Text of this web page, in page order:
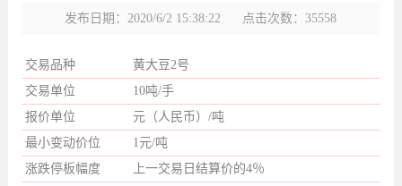
发布日期：2020/6/2 15:38:22 点击次数：35558
交易品种
黄大豆2号
交易单位
10吨/手
报价单位
元（人民币）/吨
最小变动价位
1元/吨
涨跌停板幅度
上一交易日结算价的4％